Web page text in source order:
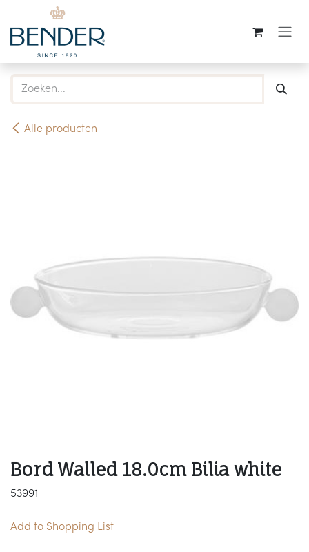
Overslaan naar inhoud
Alle producten
Bord Walled 18.0cm Bilia white
53991
Add to Shopping List